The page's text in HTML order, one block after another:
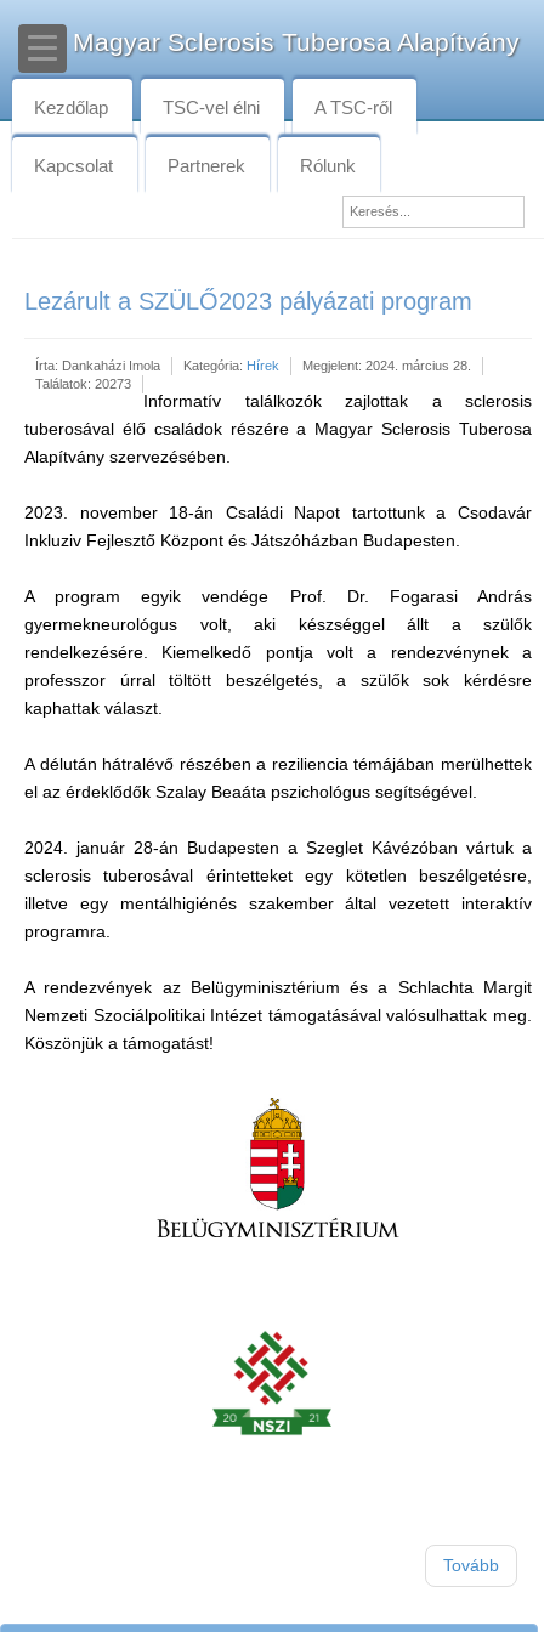
Magyar Sclerosis Tuberosa Alapítvány
Kezdőlap TSC-vel élni A TSC-ről
Kapcsolat Partnerek Rólunk
Lezárult a SZÜLŐ2023 pályázati program
Írta: Dankaházi Imola Kategória: Hírek
Megjelent: 2024. március 28.
Találatok: 20273
Informatív találkozók zajlottak a sclerosis
tuberosával élő családok részére a Magyar Sclerosis Tuberosa
Alapítvány szervezésében.
2023. november 18-án Családi Napot tartottunk a Csodavár
Inkluziv Fejlesztő Központ és Játszóházban Budapesten.
A program egyik vendége Prof. Dr. Fogarasi András
gyermekneurológus volt, aki készséggel állt a szülők
rendelkezésére. Kiemelkedő pontja volt a rendezvénynek a
professzor úrral töltött beszélgetés, a szülők sok kérdésre
kaphattak választ.
A délután hátralévő részében a reziliencia témájában merülhettek
el az érdeklődők Szalay Beaáta pszichológus segítségével.
2024. január 28-án Budapesten a Szeglet Kávézóban vártuk a
sclerosis tuberosával érintetteket egy kötetlen beszélgetésre,
illetve egy mentálhigiénés szakember által vezetett interaktív
programra.
A rendezvények az Belügyminisztérium és a Schlachta Margit
Nemzeti Szociálpolitikai Intézet támogatásával valósulhattak meg.
Köszönjük a támogatást!
Tovább